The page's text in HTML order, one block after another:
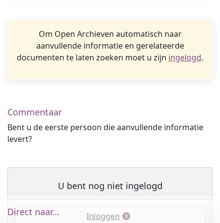
Om Open Archieven automatisch naar
aanvullende informatie en gerelateerde
documenten te laten zoeken moet u zijn ingelogd.
Commentaar
Bent u de eerste persoon die aanvullende informatie
levert?
U bent nog niet ingelogd
Inloggen
Direct naar...